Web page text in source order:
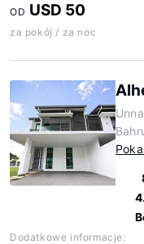
OD USD 50
za pokój / za noc
Dodatkowe informacje: